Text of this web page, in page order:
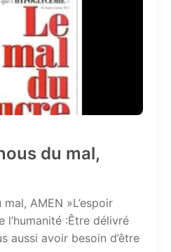
du mal,
AMEN »L’espoir
l’humanité :Être délivré
aussi avoir besoin d’être